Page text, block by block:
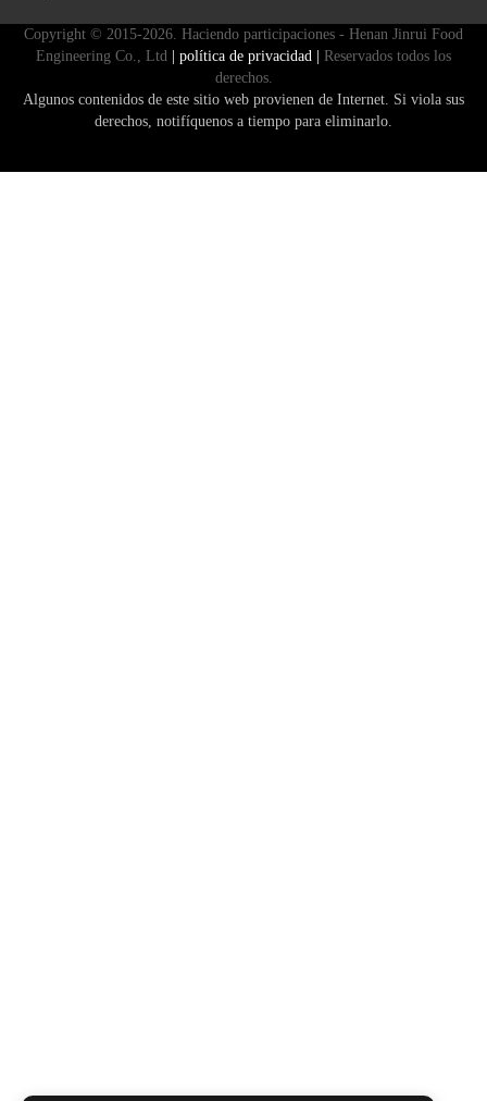
Copyright © 2015-2026. Haciendo participaciones - Henan Jinrui Food
Engineering Co., Ltd
| política de privacidad |
Reservados todos los
derechos.
Algunos contenidos de este sitio web provienen de Internet. Si viola sus
derechos, notifíquenos a tiempo para eliminarlo.